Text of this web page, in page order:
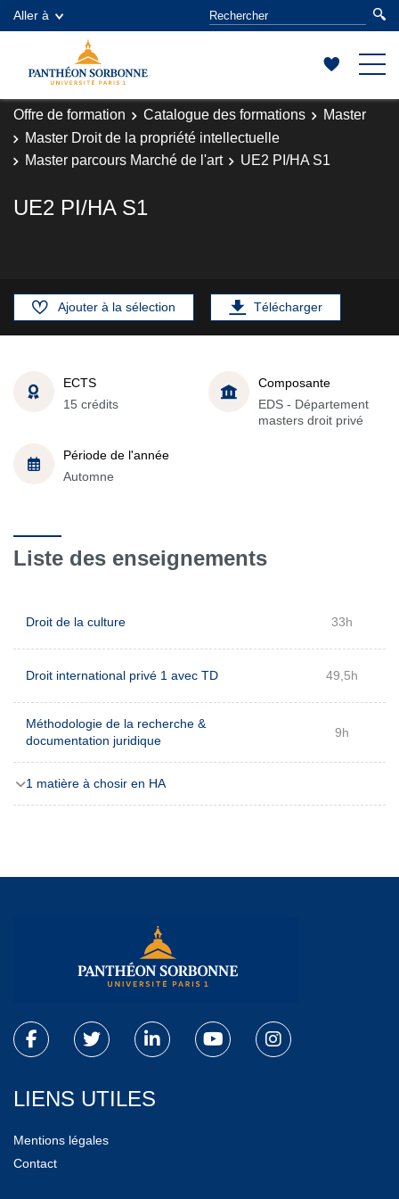
Aller à
Offre de formation Catalogue des formations
Master
Master Droit de la propriété intellectuelle
Master parcours Marché de l'art
UE2 PI/HA S1
UE2 PI/HA S1
Ajouter à la sélection Télécharger
ECTS
15 crédits
Composante
EDS - Département
masters droit privé
Période de l'année
Automne
Liste des enseignements
Droit de la culture 33h
Droit international privé 1 avec TD 49,5h
Méthodologie de la recherche &
documentation juridique
9h
1 matière à chosir en HA
LIENS UTILES
Mentions légales
Contact